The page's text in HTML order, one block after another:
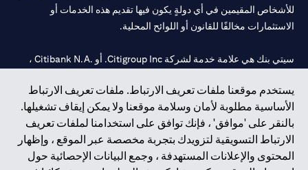
يستخدم موقعنا ملفات تعريف الارتباط. ملفات تعريف الارتباط
الأساسية مطلوبة لأمان وسلامة موقعنا ولا يمكن إيقاف تشغيلها.
بالنقر على 'موافق' ، فإنك توافق على استخدامنا لملفات تعريف
الارتباط التسويقية لتزويدك بتجربة مخصصة عبر الموقع ، وإظهار
المحتوى والإعلانات المستهدفة ، وجمع البيانات الإحصائية حول
للأشخاص المقيمين في أي دولةٍ يكون فيها تقديم هذه الخدمات أو
الاستثمارات مخالفًا للقانون أو اللوائح المحلية.
سيتي بنك هي علامة خدمة لشركة Citigroup Inc. أو .Citibank N.A ،
سيتي بنك إن. إيه. الإمارات مسجل لدى مصرف الإمارات المركزي تحت
أرقام التراخيص 202563 لفرع الوصل في دبي، 531989 لفرع مول
الإمارات في دبي، و CN-1002019 لفرع أبوظبي. هاتف: 4000 311 04.
فرع سيتي بنك إن إيه - الإمارات العربية المتحدة مرخص من مصرف